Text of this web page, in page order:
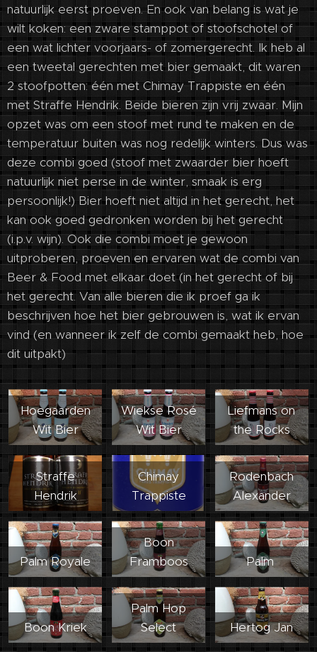
natuurlijk eerst proeven. En ook van belang is wat je
wilt koken: een zware stamppot of stoofschotel of
een wat lichter voorjaars- of zomergerecht. Ik heb al
een tweetal gerechten met bier gemaakt, dit waren
2 stoofpotten: één met Chimay Trappiste en één
met Straffe Hendrik. Beide bieren zijn vrij zwaar. Mijn
opzet was om een stoof met rund te maken en de
temperatuur buiten was nog redelijk winters. Dus was
deze combi goed (stoof met zwaarder bier hoeft
natuurlijk niet perse in de winter, smaak is erg
persoonlijk!) Bier hoeft niet altijd in het gerecht, het
kan ook goed gedronken worden bij het gerecht
(i.p.v. wijn). Ook die combi moet je gewoon
uitproberen, proeven en ervaren wat de combi van
Beer & Food met elkaar doet (in het gerecht of bij
het gerecht. Van alle bieren die ik proef ga ik
beschrijven hoe het bier gebrouwen is, wat ik ervan
vind (en wanneer ik zelf de combi gemaakt heb, hoe
dit uitpakt)
Hoegaarden
Wit Bier
Wiekse Rosé
Wit Bier
Liefmans on
the Rocks
Straffe
Hendrik
Chimay
Trappiste
Rodenbach
Alexander
Palm Royale
Boon
Framboos
Palm
Boon Kriek
Palm Hop
Select
Hertog Jan